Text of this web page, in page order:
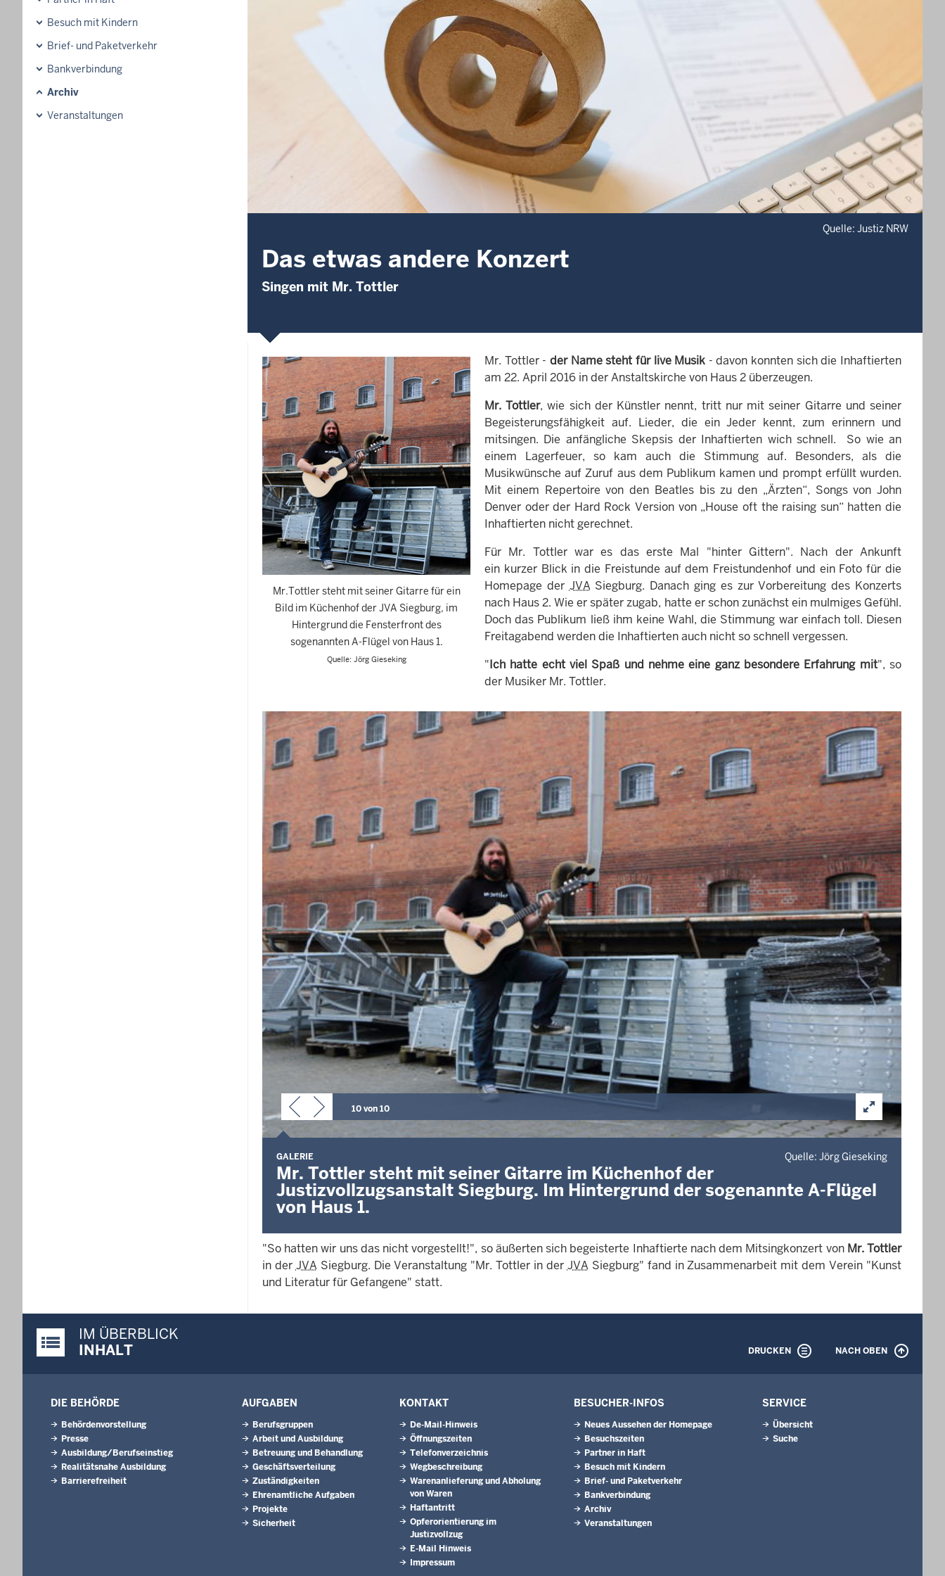
Besuch mit Kindern
Brief- und Paketverkehr
Bankverbindung
Archiv
Veranstaltungen
Quelle: Justiz NRW
Das etwas andere Konzert
Singen mit Mr. Tottler
Mr.Tottler steht mit seiner Gitarre für ein
Bild im Küchenhof der JVA Siegburg, im
Hintergrund die Fensterfront des
sogenannten A-Flügel von Haus 1.
Quelle: Jörg Gieseking
Mr. Tottler - der Name steht für live Musik - davon konnten sich die Inhaftierten
am 22. April 2016 in der Anstaltskirche von Haus 2 überzeugen.
Mr. Tottler, wie sich der Künstler nennt, tritt nur mit seiner Gitarre und seiner
Be­geist­er­ungs­fähigkeit auf. Lieder, die ein Jeder kennt, zum erinnern und
mitsingen. Die anfängliche Skepsis der Inhaftierten wich schnell. So wie an
einem Lag­er­feuer, so kam auch die Stimmung auf. Besonders, als die
Musikwünsche auf Zuruf aus dem Publikum kamen und prompt erfüllt wurden.
Mit einem Repertoire von den Beatles bis zu den „Ärzten“, Songs von John
Denver oder der Hard Rock Version von „House oft the raising sun“ hatten die
Inhaftierten nicht gerechnet.
Für Mr. Tottler war es das erste Mal "hinter Gittern". Nach der Ankunft
ein kurzer Blick in die Freistunde auf dem Freistundenhof und ein Foto für die
Homepage der JVASiegburg. Danach ging es zur Vorbereitung des Konzerts
nach Haus 2. Wie er später zugab, hatte er schon zunächst ein mulmiges Gefühl.
Doch das Publikum ließ ihm keine Wahl, die Stimmung war einfach toll. Diesen
Freitagabend werden die Inhaftierten auch nicht so schnell vergessen.
"Ich hatte echt viel Spaß und nehme eine ganz besondere Erfahrung mit", so
der Musiker Mr. Tottler.
10 von 10
Quelle: Jörg Gieseking
GALERIE
Mr. Tottler steht mit seiner Gitarre im Küchenhof der
Justizvollzugsanstalt Siegburg. Im Hintergrund der sogenannte A-Flügel
von Haus 1.
"So hatten wir uns das nicht vorgestellt!", so äußerten sich begeisterte Inhaftierte nach dem Mitsingkonzert von Mr. Tottler
in der JVASiegburg. Die Veranstaltung "Mr. Tottler in der JVASiegburg" fand in Zusammenarbeit mit dem Verein "Kunst
und Literatur für Gefangene" statt.
Justiz-Portal im Überblick:
IM ÜBERBLICK
INHALT
DRUCKEN NACH OBEN
DIE BEHÖRDE
Behördenvorstellung
Presse
Ausbildung/Berufseinstieg
Realitätsnahe Ausbildung
Barrierefreiheit
AUFGABEN
Berufsgruppen
Arbeit und Ausbildung
Betreuung und Behandlung
Geschäftsverteilung
Zuständigkeiten
Ehrenamtliche Aufgaben
Projekte
Sicherheit
KONTAKT
De-Mail-Hinweis
Öffnungszeiten
Telefonverzeichnis
Wegbeschreibung
Warenanlieferung und Abholung
von Waren
Haftantritt
Opferorientierung im
Justizvollzug
E-Mail Hinweis
Impressum
BESUCHER-INFOS
Neues Aussehen der Homepage
Besuchszeiten
Partner in Haft
Besuch mit Kindern
Brief- und Paketverkehr
Bankverbindung
Archiv
Veranstaltungen
SERVICE
Übersicht
Suche